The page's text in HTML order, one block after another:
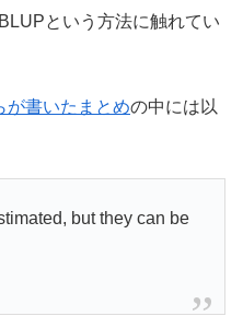
という方法に触れてい
が書いたまとめの中には以
but they can be